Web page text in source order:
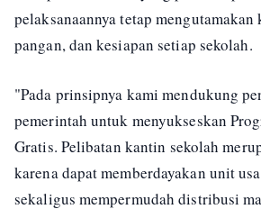
pelaksanaannya tetap
pangan, dan kesiapan setiap sekolah.
"Pada prinsipnya kami mendukung
pemerintah untuk menyukseskan
Gratis. Pelibatan kantin sekolah
karena dapat memberdayakan unit
sekaligus mempermudah distribusi